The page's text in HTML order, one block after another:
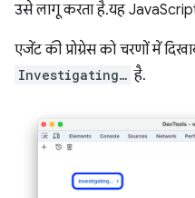
उसे लागू करता है. यह
एजेंट की प्रोग्रेस को चरणों में
Investigating… है.